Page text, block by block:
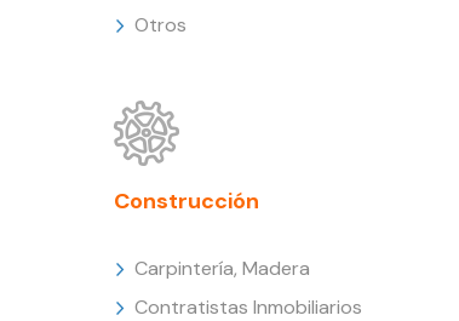
Otros
Construcción
Carpintería, Madera
Contratistas Inmobiliarios